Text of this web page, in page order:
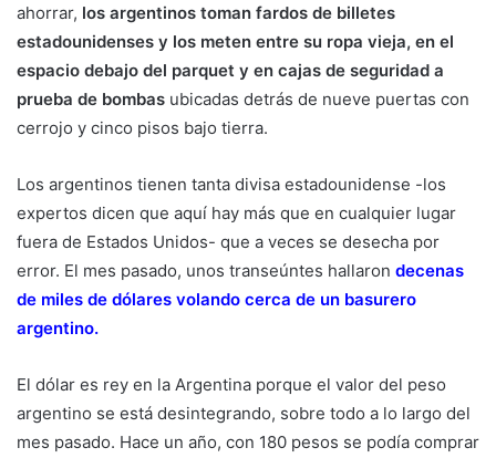
ahorrar, los argentinos toman fardos de billetes
estadounidenses y los meten entre su ropa vieja, en el
espacio debajo del parquet y en cajas de seguridad a
prueba de bombas ubicadas detrás de nueve puertas con
cerrojo y cinco pisos bajo tierra.
Los argentinos tienen tanta divisa estadounidense -los
expertos dicen que aquí hay más que en cualquier lugar
fuera de Estados Unidos- que a veces se desecha por
error. El mes pasado, unos transeúntes hallaron decenas
de miles de dólares volando cerca de un basurero
argentino.
El dólar es rey en la Argentina porque el valor del peso
argentino se está desintegrando, sobre todo a lo largo del
mes pasado. Hace un año, con 180 pesos se podía comprar